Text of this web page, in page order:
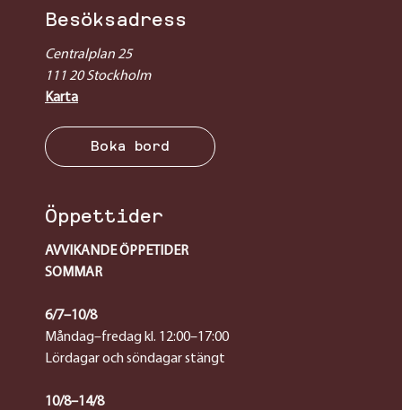
Öppettider
AVVIKANDE ÖPPETIDER
SOMMAR
6/7–10/8
Måndag–fredag kl. 12:00–17:00
Lördagar och söndagar stängt
10/8–14/8
Besöksadress
Centralplan 25
111 20 Stockholm
Karta
Boka bord